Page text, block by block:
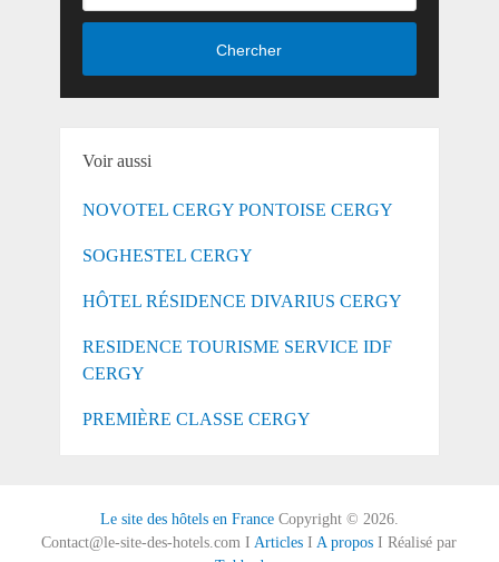
Chercher
Voir aussi
NOVOTEL CERGY PONTOISE CERGY
SOGHESTEL CERGY
HÔTEL RÉSIDENCE DIVARIUS CERGY
RESIDENCE TOURISME SERVICE IDF
CERGY
PREMIÈRE CLASSE CERGY
Le site des hôtels en FranceCopyright © 2026.
Contact@le-site-des-hotels.com IArticles IA propos I Réalisé par